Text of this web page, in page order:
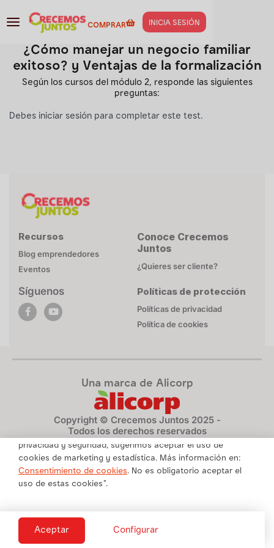
COMPRAR INICIA SESIÓN
TEST - MÓDULO 2
¿Cómo manejar un negocio familiar
exitoso? y Ventajas de la formalización
Según los cursos del módulo 2, responde las siguientes
preguntas:
Debes iniciar sesión para completar este test.
Recursos
Blog emprendedores
Eventos
Síguenos
Conoce Crecemos
Juntos
¿Quieres ser cliente?
Políticas de protección
Políticas de privacidad
Política de cookies
Una marca de Alicorp
Copyright © Crecemos Juntos 2025 -
Todos los derechos reservados
POLÍTICA DE COOKIES
Esta página web utiliza cookies necesarias para su
funcionamiento. Mayor detalle enPolitica de privacidad
Para brindarte un contenido personalizado respetando tu
privacidad y seguridad, sugerimos aceptar el uso de
cookies de marketing y estadística. Más información en:
Consentimiento de cookies. No es obligatorio aceptar el
uso de estas cookies”.
Cookies
Aceptar Configurar